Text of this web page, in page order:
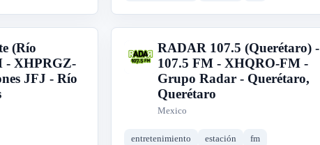
(Río
- XHPRGZ-
JFJ - Río
R
RADAR 107.5 (Querétaro) -
107.5 FM - XHQRO-FM -
Grupo Radar - Querétaro,
Querétaro
Mexico
entretenimiento estación fm